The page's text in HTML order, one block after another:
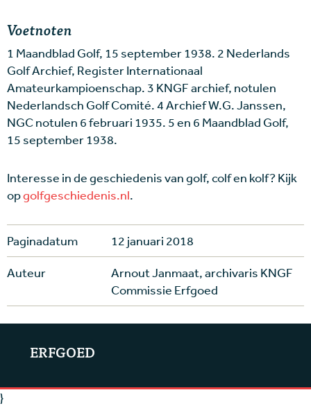
Voetnoten
1 Maandblad Golf, 15 september 1938. 2 Nederlands
Golf Archief, Register Internationaal
Amateurkampioenschap. 3 KNGF archief, notulen
Nederlandsch Golf Comité. 4 Archief W.G. Janssen,
NGC notulen 6 februari 1935. 5 en 6 Maandblad Golf,
15 september 1938.
Interesse in de geschiedenis van golf, colf en kolf? Kijk
opgolfgeschiedenis.nl.
Paginadatum 12 januari 2018
Auteur
Arnout Janmaat, archivaris KNGF
Commissie Erfgoed
ERFGOED
}